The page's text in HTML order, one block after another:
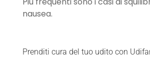
nausea.
Prenditi cura del tuo udito con